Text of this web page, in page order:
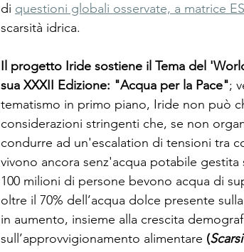
di questioni globali osservate, a matrice
scarsità idrica.
Il progetto Iride sostiene il Tema del
sua XXXII Edizione: "Acqua per la Pace";
tematismo in primo piano, Iride non può
considerazioni stringenti che, se non
condurre ad un'escalation di tensioni tra
vivono ancora senz'acqua potabile
100 milioni di persone bevono acqua di
oltre il 70% dell’acqua dolce presente
in aumento, insieme alla crescita
sull’approvvigionamento alimentare (